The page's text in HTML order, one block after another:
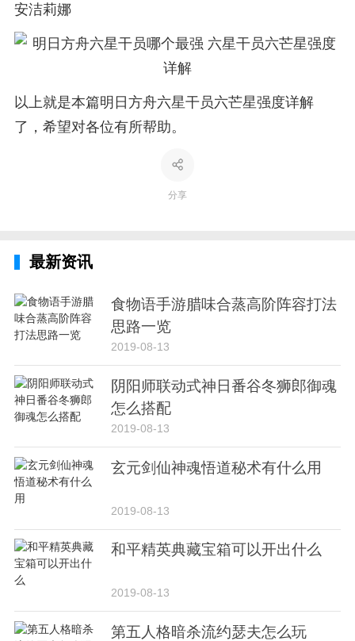
安洁莉娜
以上就是本篇明日方舟六星干员六芒星强度详解
了，希望对各位有所帮助。
分享
最新资讯
食物语手游腊味合蒸高阶阵容打法
思路一览
2019-08-13
阴阳师联动式神日番谷冬狮郎御魂
怎么搭配
2019-08-13
玄元剑仙神魂悟道秘术有什么用
2019-08-13
和平精英典藏宝箱可以开出什么
2019-08-13
第五人格暗杀流约瑟夫怎么玩